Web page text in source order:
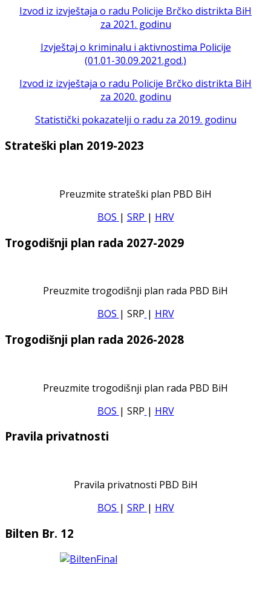
Izvod iz izvještaja o radu Policije Brčko distrikta BiH
za 2021. godinu
Izvještaj o kriminalu i aktivnostima Policije
(01.01-30.09.2021.god.)
Izvod iz izvještaja o radu Policije Brčko distrikta BiH
za 2020. godinu
Statistički pokazatelji o radu za 2019. godinu
Strateški plan 2019-2023
Preuzmite strateški plan PBD BiH
BOS | SRP | HRV
Trogodišnji plan rada 2027-2029
Preuzmite trogodišnji plan rada PBD BiH
BOS | SRP | HRV
Trogodišnji plan rada 2026-2028
Preuzmite trogodišnji plan rada PBD BiH
BOS | SRP | HRV
Pravila privatnosti
Pravila privatnosti PBD BiH
BOS | SRP | HRV
Bilten Br. 12